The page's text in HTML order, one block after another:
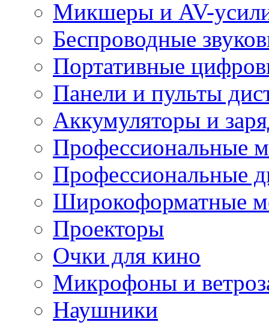
Микшеры и AV-
Беспроводные
Портативные
Панели и пульты
Аккумуляторы и
Профессиональные
Профессиональные
Широкоформатные
Проекторы
Очки для кино
Микрофоны и
Наушники